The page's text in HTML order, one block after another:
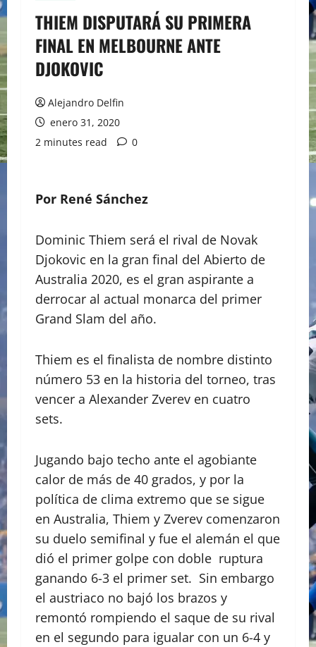
THIEM DISPUTARÁ SU PRIMERA
FINAL EN MELBOURNE ANTE
DJOKOVIC
Alejandro Delfin
enero 31, 2020
2 minutes read
0
Por René Sánchez
Dominic Thiem será el rival de Novak
Djokovic en la gran final del Abierto de
Australia 2020, es el gran aspirante a
derrocar al actual monarca del primer
Grand Slam del año.
Thiem es el finalista de nombre distinto
número 53 en la historia del torneo, tras
vencer a Alexander Zverev en cuatro
sets.
Jugando bajo techo ante el agobiante
calor de más de 40 grados, y por la
política de clima extremo que se sigue
en Australia, Thiem y Zverev comenzaron
su duelo semifinal y fue el alemán el que
dió el primer golpe con doble ruptura
ganando 6-3 el primer set. Sin embargo
el austriaco no bajó los brazos y
remontó rompiendo el saque de su rival
en el segundo para igualar con un 6-4 y